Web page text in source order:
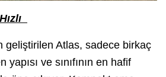
geliştirilen Atlas, sadece birkaç
ve sınıfının en hafif